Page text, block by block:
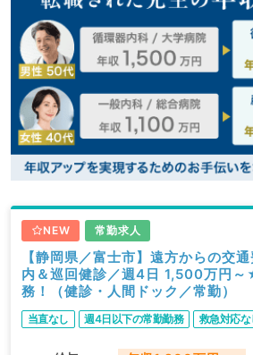
NEW 常勤求人
【静岡県／富士市】遠方からの交
内＆巡回健診／週4日 1,500万円
務！（健診・人間ドック／常勤）
当直なし 週4日以下の常勤勤務 救急対応な